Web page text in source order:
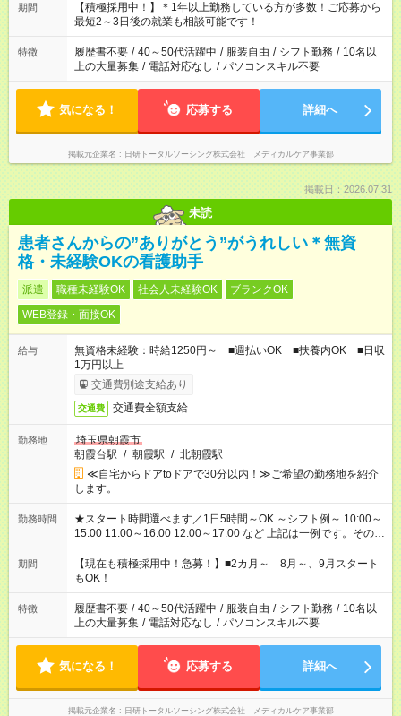
はプライベートの時間にしたい」 など、ご希望を教えてくださ
いね。 ※Wワーク希望の方へ 今ご覧のお仕事で希望する勤務時
間と、もう1つのお仕事の勤務時間。 合計で週40時間を超える
場合は応募できません。
期間
【積極採用中！】＊1年以上勤務している方が多数！ご応募から
最短2～3日後の就業も相談可能です！
特徴 履歴書不要 / 40～50代活躍中 / 服装自由 / シフト勤務 / 10名以
上の大量募集 / 電話対応なし / パソコンスキル不要
気になる！ 応募する 詳細へ
掲載元企業名 日研トータルソーシング株式会社 メディカルケア事業部
掲載日：2026.07.31
未読
患者さんからの”ありがとう”がうれしい＊無資
格・未経験OKの看護助手
派遣 職種未経験OK 社会人未経験OK
ブランクOK
WEB登録・面接OK
給与
無資格未経験：時給1250円～ ■週払いOK ■扶養内OK ■日収
1万円以上
交通費別途支給あり
交通費 交通費全額支給
勤務地
埼玉県朝霞市
朝霞台駅 / 朝霞駅 / 北朝霞駅
≪自宅からドアtoドアで30分以内！≫ご希望の勤務地を紹介
します。
勤務時間
★スタート時間選べます／1日5時間～OK ～シフト例～ 10:00～
15:00 11:00～16:00 12:00～17:00 など 上記は一例です。その他
シフトもご相談ください。 ※Wワークの場合当社と合わせて法
定労働時間が週40時間を超えなければOKです。
期間
【現在も積極採用中！急募！】■2カ月～ 8月～、9月スタート
もOK！
特徴 履歴書不要 / 40～50代活躍中 / 服装自由 / シフト勤務 / 10名以
上の大量募集 / 電話対応なし / パソコンスキル不要
気になる！ 応募する 詳細へ
掲載元企業名 日研トータルソーシング株式会社 メディカルケア事業部